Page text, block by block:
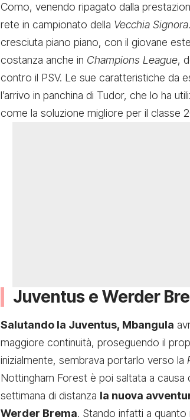
Como, venendo ripagato dalla
rete in campionato della Vecchia Signora
cresciuta piano piano, con il giovane
costanza anche in Champions League,
contro il PSV. Le sue caratteristiche da
l’arrivo in panchina di Tudor, che lo ha
come la soluzione migliore per il classe
Juventus e Werder
Salutando la Juventus, Mbangula
maggiore continuità, proseguendo il
inizialmente, sembrava portarlo verso la
Nottingham Forest è poi saltata a causa
settimana di distanza la nuova
Werder Brema. Stando infatti a